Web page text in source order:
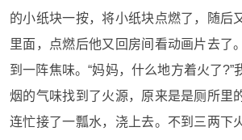
的小纸块一按，将小纸块点燃了，随后
里面，点燃后他又回房间看动画片去了
到一阵焦味。“妈妈，什么地方着火了?”
烟的气味找到了火源，原来是是厕所里
连忙接了一瓢水，浇上去。不到三两下